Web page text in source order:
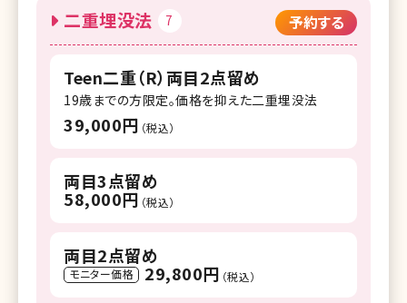
二重埋没法 7 予約する
Teen二重（R）両目2点留め
19歳までの方限定。価格を抑えた二重埋没法
39,000円 （税込）
両目3点留め
58,000円 （税込）
両目2点留め
モニター価格 29,800円 （税込）